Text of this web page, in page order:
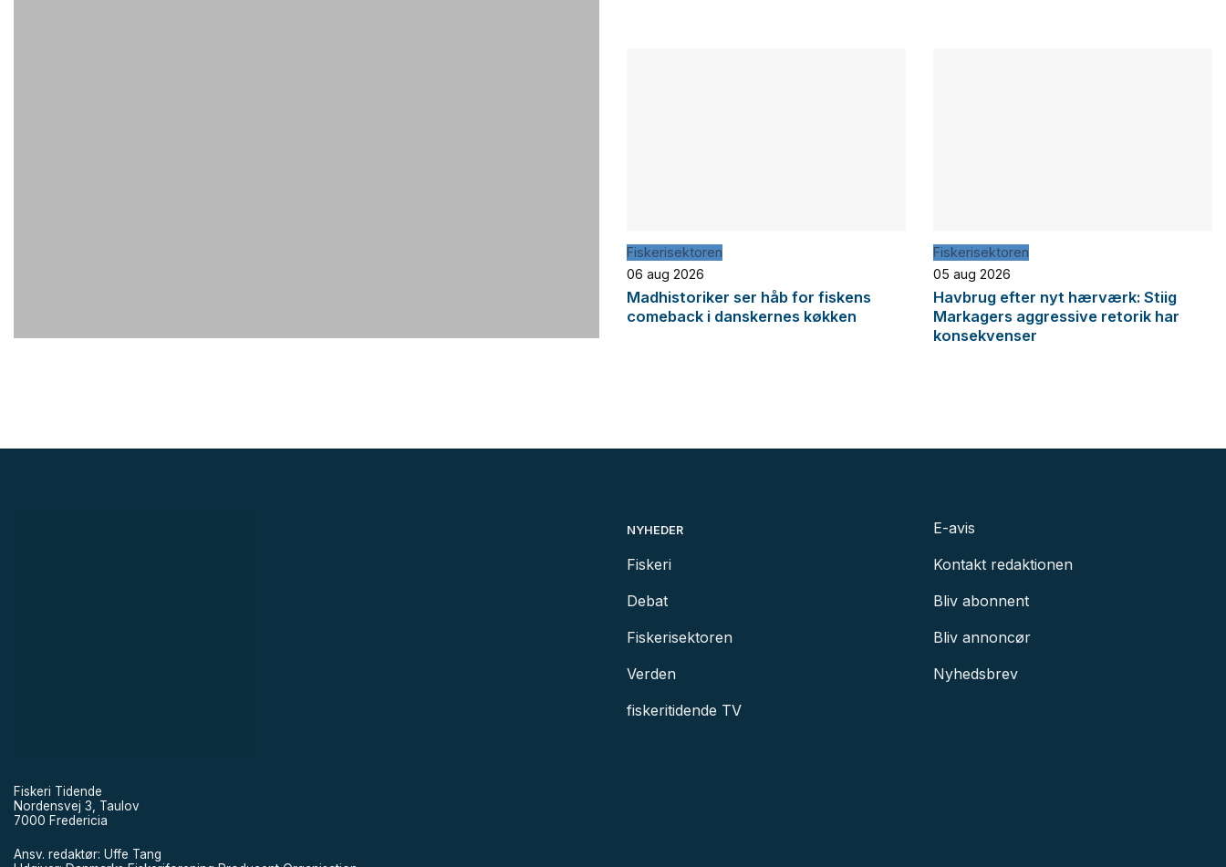
Fiskerisektoren
06 aug 2026
Madhistoriker ser håb for fiskens
comeback i danskernes køkken
Fiskerisektoren
05 aug 2026
Havbrug efter nyt hærværk: Stiig
Markagers aggressive retorik har
konsekvenser
Fiskeri Tidende
Nordensvej 3, Taulov
7000 Fredericia
Ansv. redaktør: Uffe Tang
NYHEDER
Fiskeri
Debat
Fiskerisektoren
Verden
fiskeritidende TV
E-avis
Kontakt redaktionen
Bliv abonnent
Bliv annoncør
Nyhedsbrev